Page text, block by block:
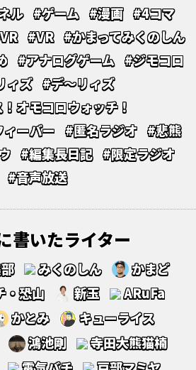
ル #ゲーム #漫画 #4コマ
#VR #かまってみくのしん
#アナログゲーム #ジモコロ
ィズ #デ～リィズ
オモコロウォッチ！
ーバー #匿名ラジオ #悲熊
#編集長日記 #限定ラジオ
#音声放送
書いたライター
みくのしん
かまど
・恐山
新玉
ARuFa
かとみ
キューライス
鴻池剛
寺田大熊猫楠